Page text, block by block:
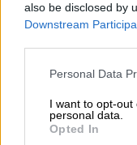
also be disclosed by
Downstream
Please note that this
not limited to your
grant or deny
use your data for
Personal Data
I want to opt-
personal data.
Opted In